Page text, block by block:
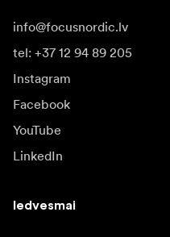
info@focusnordic.lv
tel: +37 12 94 89 205
Instagram
Facebook
YouTube
LinkedIn
Iedvesmai